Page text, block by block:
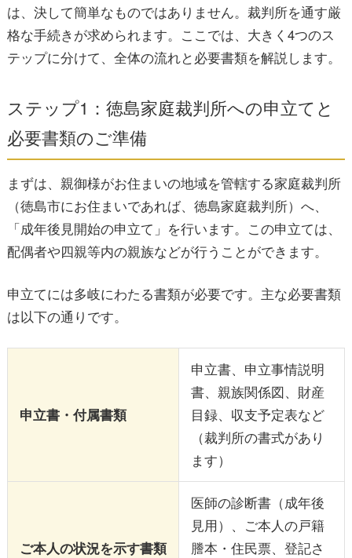
は、決して簡単なものではありません。裁判所を通す厳
格な手続きが求められます。ここでは、大きく4つのス
テップに分けて、全体の流れと必要書類を解説します。
ステップ1：徳島家庭裁判所への申立てと
必要書類のご準備
まずは、親御様がお住まいの地域を管轄する家庭裁判所
（徳島市にお住まいであれば、徳島家庭裁判所）へ、
「成年後見開始の申立て」を行います。この申立ては、
配偶者や四親等内の親族などが行うことができます。
申立てには多岐にわたる書類が必要です。主な必要書類
は以下の通りです。
申立書・付属書類
申立書、申立事情説明
書、親族関係図、財産
目録、収支予定表など
（裁判所の書式があり
ます）
ご本人の状況を示す書類
医師の診断書（成年後
見用）、ご本人の戸籍
謄本・住民票、登記さ